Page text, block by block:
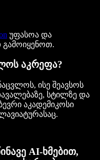
უფასოა და
გამოიყენოთ.
აკრეფა?
ისე შეავსოს
სტილზე და
აკადემიკოსი
AI-ხმებით,